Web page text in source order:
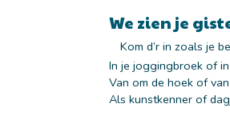
We zien je
Kom d’r in zoals je
In je joggingbroek of
Van om de hoek of
Als kunstkenner of